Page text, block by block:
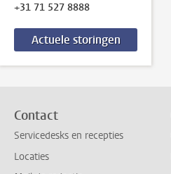
+31 71 527 8888
Actuele storingen
Contact
Servicedesks en recepties
Locaties